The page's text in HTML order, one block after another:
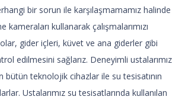
bir sorun ile karşılaşmamamız halinde
kullanarak çalışmalarımızı
gider içleri, küvet ve ana giderler gibi
edilmesini sağlarız. Deneyimli ustalarımız
bütün teknolojik cihazlar ile su tesisatının
Ustalarımız su tesisatlarında kullanılan